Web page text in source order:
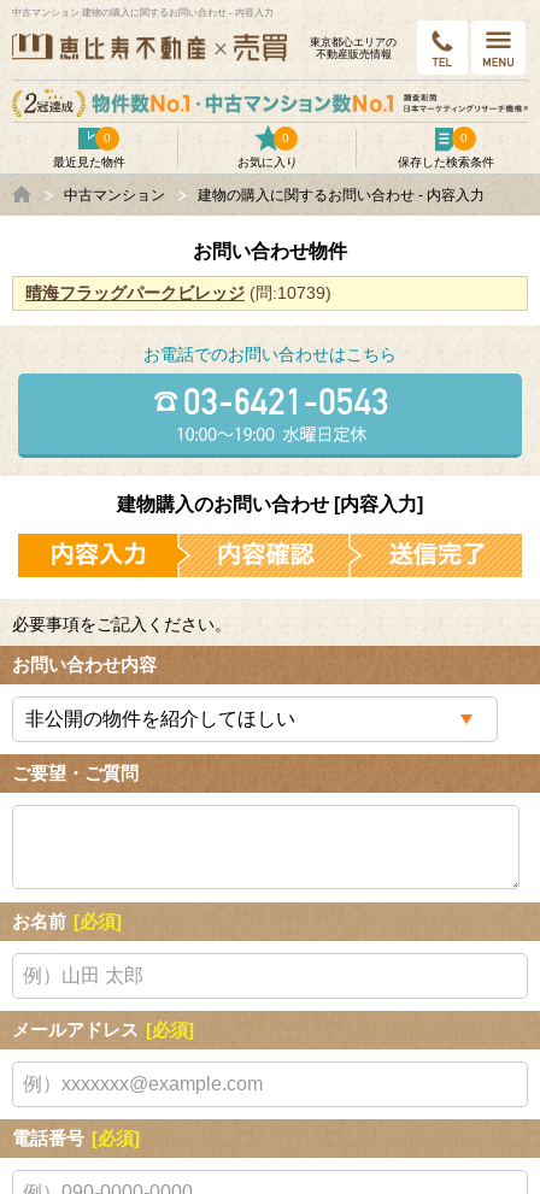
中古マンション 建物の購入に関するお問い合わせ - 内容入力
東京都⼼エリアの
不動産販売情報
最近見た物件
0
お気に入り
0
保存した検索条件
0
中古マンション 建物の購入に関するお問い合わせ - 内容入力
お問い合わせ物件
晴海フラッグパークビレッジ (問:10739)
お電話でのお問い合わせはこちら
建物購入のお問い合わせ [内容入力]
必要事項をご記入ください。
お問い合わせ内容
ご要望・ご質問
お名前 [必須]
メールアドレス [必須]
電話番号 [必須]